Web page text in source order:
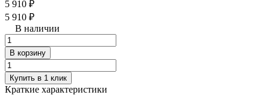
5 910 ₽
5 910 ₽
В наличии
В корзину
Купить в 1 клик
Краткие характеристики